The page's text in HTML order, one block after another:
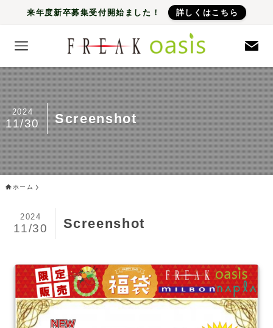
来年度新卒募集受付開始ました！ 詳しくはこちら
Screenshot
2024
11/30
ホーム
Screenshot
2024
11/30